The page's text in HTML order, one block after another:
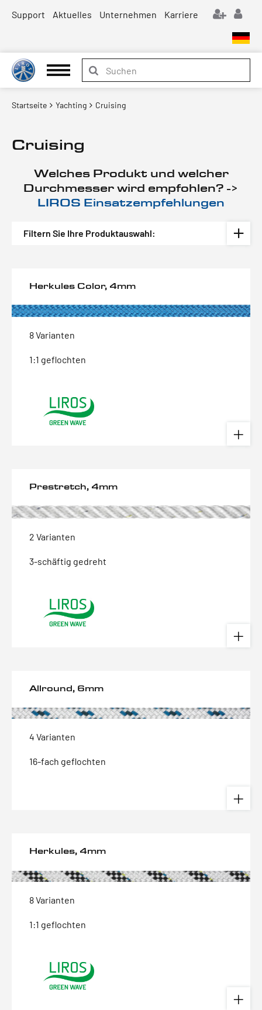
Support Aktuelles Unternehmen Karriere
Startseite Yachting Cruising
Cruising
Welches Produkt und welcher
Durchmesser wird empfohlen? ->
LIROS Einsatzempfehlungen
Filtern Sie Ihre Produktauswahl:
Herkules Color, 4mm
8 Varianten
1:1 geflochten
Prestretch, 4mm
2 Varianten
3-schäftig gedreht
Allround, 6mm
4 Varianten
16-fach geflochten
Herkules, 4mm
8 Varianten
1:1 geflochten